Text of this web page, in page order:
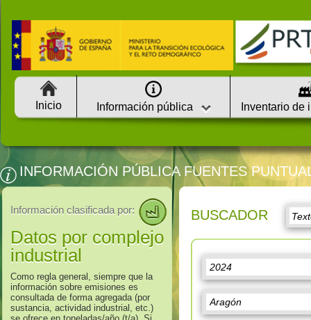
Inicio Información pública Inventario de
INFORMACIÓN PÚBLICA FUENTES
Información clasificada por:
Datos por complejo
industrial
Como regla general, siempre que la
información sobre emisiones es
consultada de forma agregada (por
sustancia, actividad industrial, etc.)
BUSCADOR